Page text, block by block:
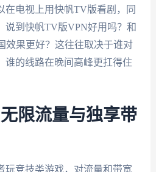
在电视上用快帆TV版看剧，同
说到快帆TV版VPN好用吗？和
效果更好？这往往取决于谁对
谁的线路在晚间高峰更扛得住
限流量与独享带
玩竞技类游戏，对流量和带宽